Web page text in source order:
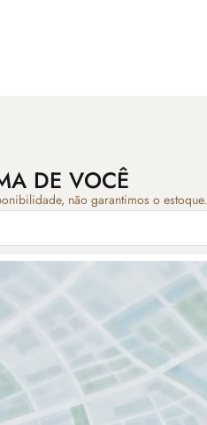
DE VOCÊ
não garantimos o estoque.